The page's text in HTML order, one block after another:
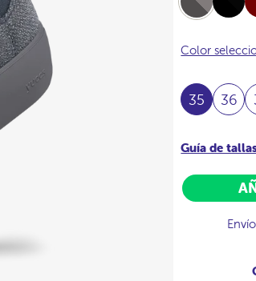
Full-
Marengo
Full-
Black
Full-
Color
35 36
Guía de